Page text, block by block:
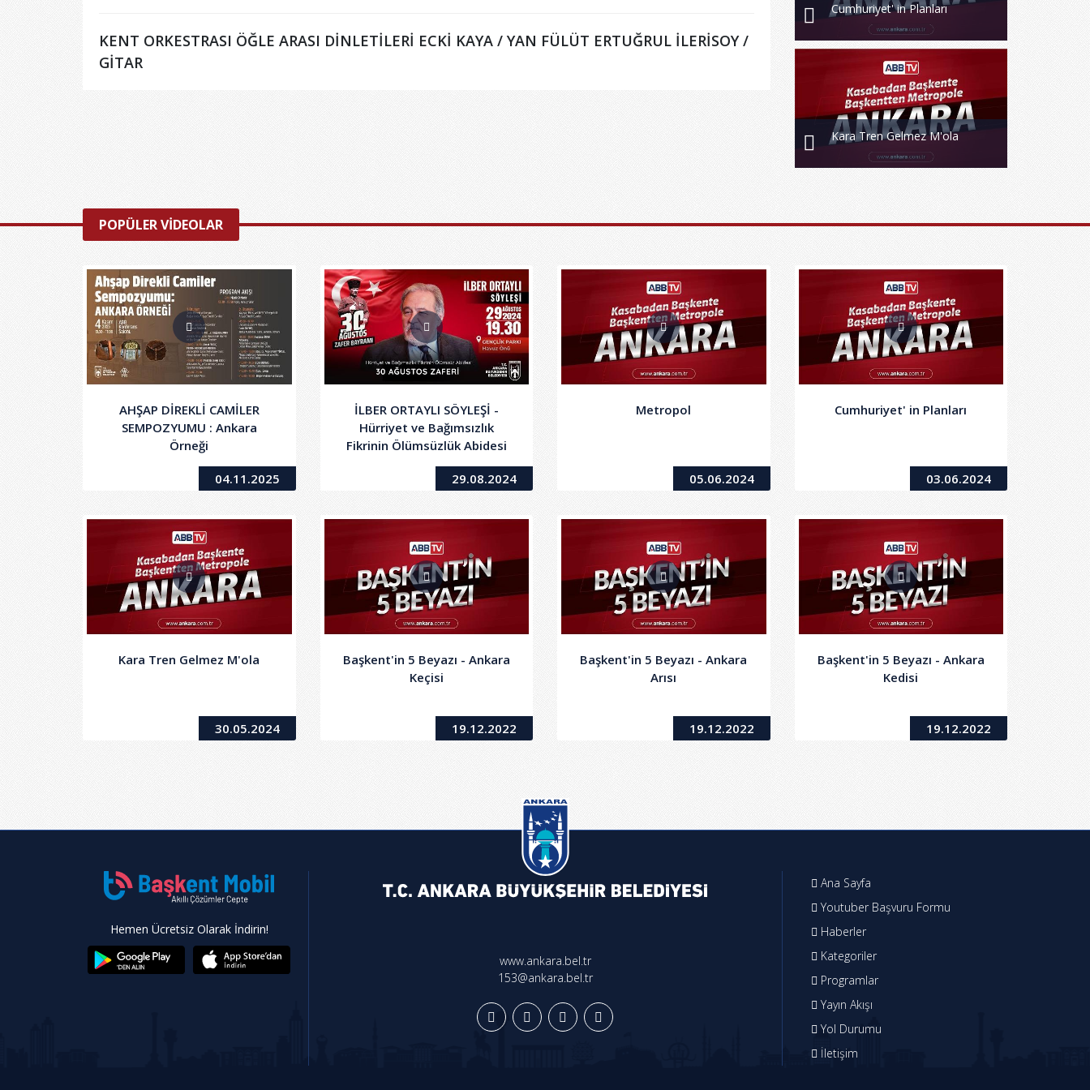
KENT ORKESTRASI ÖĞLE ARASI DİNLETİLERİ ECKİ KAYA / YAN FÜLÜT ERTUĞRUL İLERİSOY /
GİTAR
Cumhuriyet' in Planları
Kara Tren Gelmez M'ola
POPÜLER VİDEOLAR
AHŞAP DİREKLİ CAMİLER
SEMPOZYUMU : Ankara
Örneği
04.11.2025
İLBER ORTAYLI SÖYLEŞİ -
Hürriyet ve Bağımsızlık
Fikrinin Ölümsüzlük Abidesi
30 Ağustos Zaferi
29.08.2024
Metropol
05.06.2024
Cumhuriyet' in Planları
03.06.2024
Kara Tren Gelmez M'ola
30.05.2024
Başkent'in 5 Beyazı - Ankara
Keçisi
19.12.2022
Başkent'in 5 Beyazı - Ankara
Arısı
19.12.2022
Başkent'in 5 Beyazı - Ankara
Kedisi
19.12.2022
Hemen Ücretsiz Olarak İndirin!
www.ankara.bel.tr
153@ankara.bel.tr
Ana Sayfa
Youtuber Başvuru Formu
Haberler
Kategoriler
Programlar
Yayın Akışı
Yol Durumu
İletişim